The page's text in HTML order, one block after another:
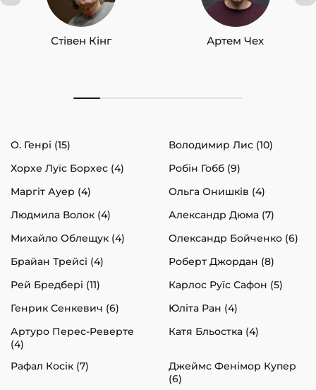
Стівен Кінг Артем Чех
О. Генрі (15)
Володимир Лис (10)
Хорхе Луїс Борхес (4)
Робін Гобб (9)
Маргіт Ауер (4)
Ольга Онишків (4)
Людмила Волок (4)
Александр Дюма (7)
Михайло Облещук (4)
Олександр Бойченко (6)
Брайан Трейсі (4)
Роберт Джордан (8)
Рей Бредбері (11)
Карлос Руїс Сафон (5)
Генрик Сенкевич (6)
Юліта Ран (4)
Артуро Перес-Реверте
(4)
Катя Бльостка (4)
Рафал Косік (7)
Джеймс Фенімор Купер
(6)